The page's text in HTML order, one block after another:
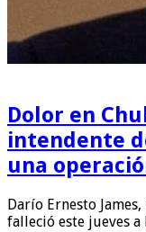
Dolor en
intendente
una
Darío Ernesto
falleció este jueves